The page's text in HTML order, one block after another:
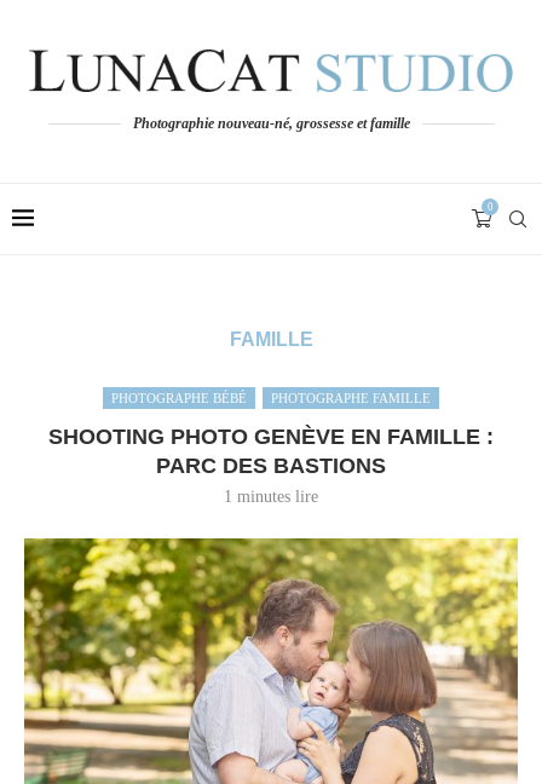
Photographie nouveau-né, grossesse et famille
0
FAMILLE
PHOTOGRAPHE BÉBÉ PHOTOGRAPHE FAMILLE
SHOOTING PHOTO GENÈVE EN FAMILLE :
PARC DES BASTIONS
1 minutes lire